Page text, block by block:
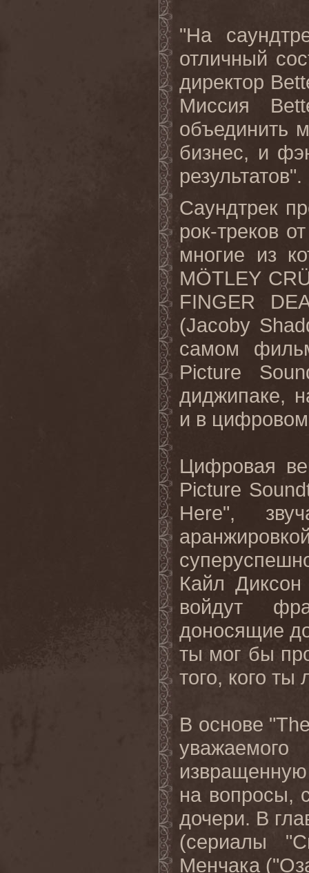
"На
отличный
директор
Миссия
объединить
бизнес, и
результатов".
Саундтрек
рок-треков
многие из
MÖTLEY CR
FINGER
(Jacoby
самом
Picture
диджипаке,
и в
Цифровая
Picture
Here",
Кайл
войдут
доносящие
ты мог бы
того, кого
В основе "
извращенную
на вопросы,
дочери. В
(сериалы
Менчака